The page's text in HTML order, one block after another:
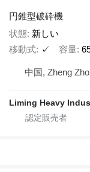
円錐型破砕機
状態 新しい
移動式
✓ 容量
中国, Zheng
Liming Heavy